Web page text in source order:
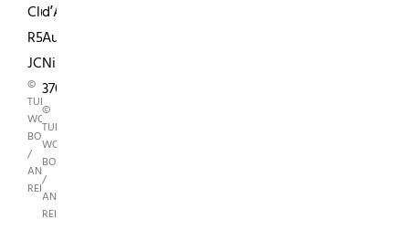
Clubman
R55
JCW
©
TUNING
WORLD
BODENSEE
/
ANDREAS
REITER
d’Ampezzo;
Auto:
Nissan
370Z
©
TUNING
WORLD
BODENSEE
/
ANDREAS
REITER